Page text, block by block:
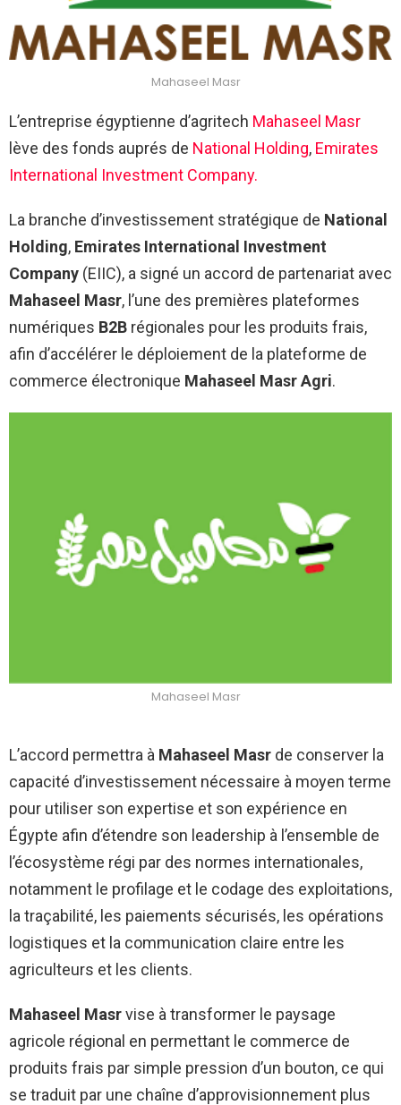
Mahaseel Masr
L’entreprise égyptienne d’agritech Mahaseel Masr
lève des fonds auprés de National Holding, Emirates
International Investment Company.
La branche d’investissement stratégique de National
Holding, Emirates International Investment
Company (EIIC), a signé un accord de partenariat avec
Mahaseel Masr, l’une des premières plateformes
numériques B2B régionales pour les produits frais,
afin d’accélérer le déploiement de la plateforme de
commerce électronique Mahaseel Masr Agri.
Mahaseel Masr
L’accord permettra à Mahaseel Masr de conserver la
capacité d’investissement nécessaire à moyen terme
pour utiliser son expertise et son expérience en
Égypte afin d’étendre son leadership à l’ensemble de
l’écosystème régi par des normes internationales,
notamment le profilage et le codage des exploitations,
la traçabilité, les paiements sécurisés, les opérations
logistiques et la communication claire entre les
agriculteurs et les clients.
Mahaseel Masrvise à transformer le paysage
agricole régional en permettant le commerce de
produits frais par simple pression d’un bouton, ce qui
se traduit par une chaîne d’approvisionnement plus